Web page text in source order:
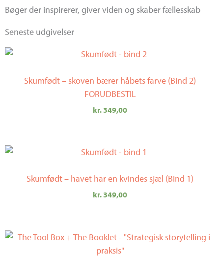
Bøger der inspirerer, giver viden og skaber fællesskab
Seneste udgivelser
Skumfødt – skoven bærer håbets farve (Bind 2)
FORUDBESTIL
kr.349,00
Skumfødt – havet har en kvindes sjæl (Bind 1)
kr.349,00